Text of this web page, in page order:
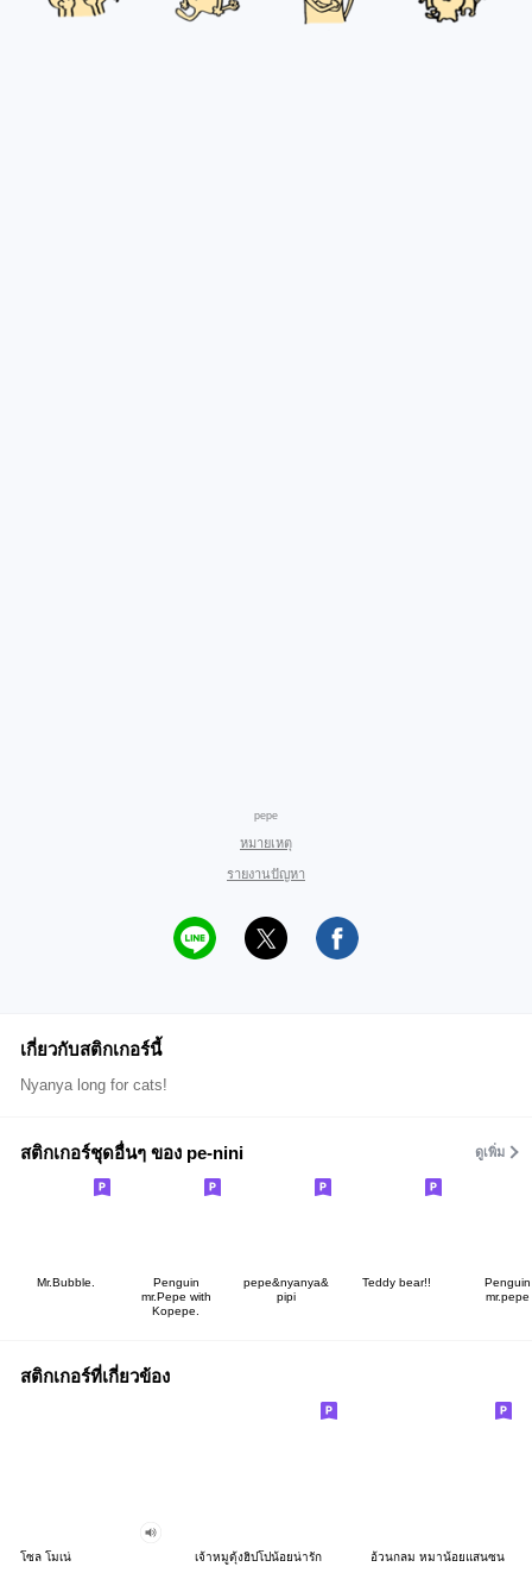
pepe
หมายเหตุ
รายงานปัญหา
เกี่ยวกับสติกเกอร์นี้
Nyanya long for cats!
สติกเกอร์ชุดอื่นๆ ของ pe-nini ดูเพิ่ม
Mr.Bubble.
Penguin
mr.Pepe with
Kopepe.
pepe&nyanya&
pipi
Teddy bear!!
Penguin
mr.pepe
สติกเกอร์ที่เกี่ยวข้อง
โซล โมเน่ เจ้าหมูดุ้งฮิปโปน้อยน่ารัก อ้วนกลม หมาน้อยแสนซน